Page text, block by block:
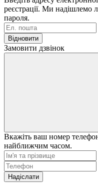
реєстрації. Ми надішлемо
пароля.
Відновити
Замовити дзвінок
Вкажіть ваш номер
найближчим часом.
Надіслати